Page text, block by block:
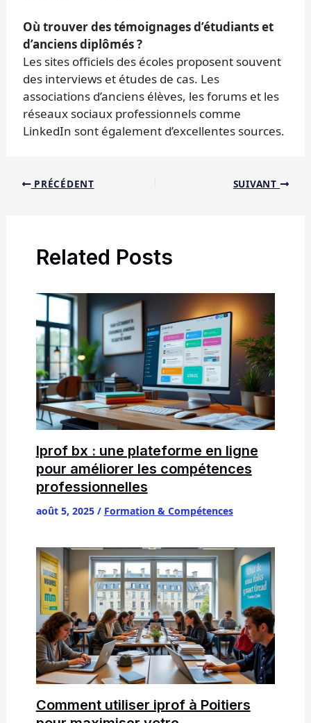
Où trouver des témoignages d’étudiants et
d’anciens diplômés ?
Les sites officiels des écoles proposent souvent
des interviews et études de cas. Les
associations d’anciens élèves, les forums et les
réseaux sociaux professionnels comme
LinkedIn sont également d’excellentes sources.
PRÉCÉDENT SUIVANT
Related Posts
Iprof bx : une plateforme en ligne
pour améliorer les compétences
professionnelles
août 5, 2025 / Formation & Compétences
Comment utiliser iprof à Poitiers